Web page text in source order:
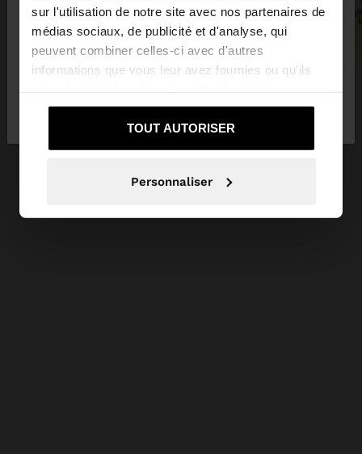
sur l'utilisation de notre site avec nos partenaires de
médias sociaux, de publicité et d'analyse, qui
peuvent combiner celles-ci avec d'autres
informations que vous leur avez fournies ou qu'ils
services.
TOUT AUTORISER
Personnaliser
Vous accédez au site depuis Luxembourg. Voulez-
vous parcourir notre site au United States?